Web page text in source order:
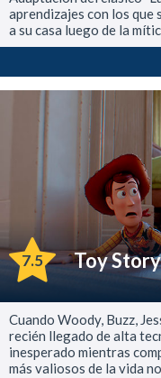
aprendizajes con los que
a su casa luego de la
7.5 Toy
Cuando Woody, Buzz,
recién llegado de alta
inesperado mientras
más valiosos de la vida